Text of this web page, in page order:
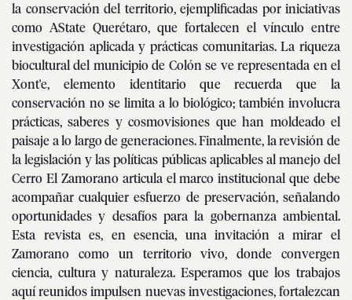
la conservación del territorio, ejemplificadas por iniciativas
como AState Querétaro, que fortalecen el vínculo entre
investigación aplicada y prácticas comunitarias. La riqueza
biocultural del municipio de Colón se ve representada en el
Xont'e, elemento identitario que recuerda que la
conservación no se limita a lo biológico; también involucra
prácticas, saberes y cosmovisiones que han moldeado el
paisaje a lo largo de generaciones. Finalmente, la revisión de
la legislación y las políticas públicas aplicables al manejo del
Cerro El Zamorano articula el marco institucional que debe
acompañar cualquier esfuerzo de preservación, señalando
oportunidades y desafíos para la gobernanza ambiental.
Esta revista es, en esencia, una invitación a mirar el
Zamorano como un territorio vivo, donde convergen
ciencia, cultura y naturaleza. Esperamos que los trabajos
aquí reunidos impulsen nuevas investigaciones, fortalezcan